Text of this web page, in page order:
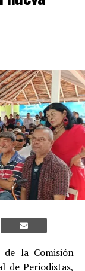
la Comisión
de Periodistas,